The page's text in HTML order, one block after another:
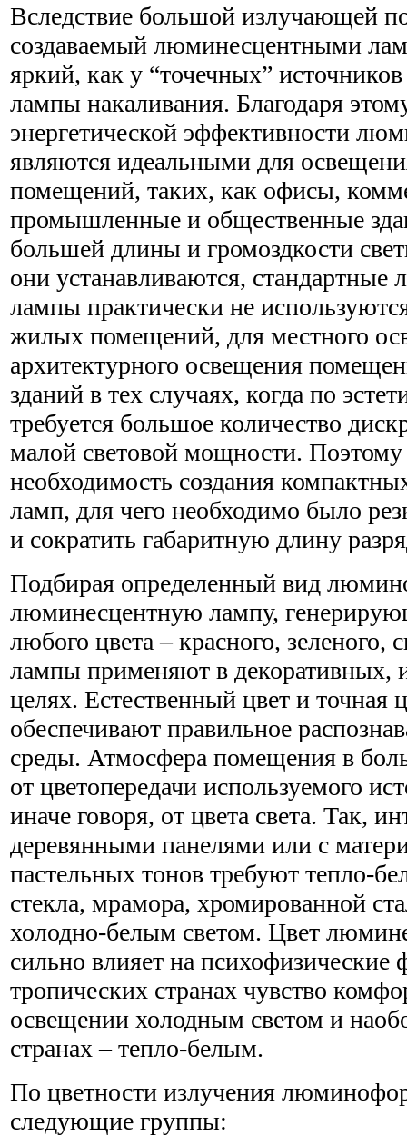
Вследствие большой излучающей
создаваемый люминесцентными
яркий, как у “точечных” источников
лампы накаливания. Благодаря
энергетической эффективности
являются идеальными для
помещений, таких, как офисы,
промышленные и общественные
большей длины и громоздкости
они устанавливаются,
лампы практически не
жилых помещений, для местного
архитектурного освещения
зданий в тех случаях, когда по
требуется большое количество
малой световой мощности. Поэтому
необходимость создания
ламп, для чего необходимо было
и сократить габаритную длину
Подбирая определенный вид
люминесцентную лампу,
любого цвета – красного, зеленого,
лампы применяют в
целях. Естественный цвет и точная
обеспечивают правильное
среды. Атмосфера помещения в
от цветопередачи используемого
иначе говоря, от цвета света. Так,
деревянными панелями или с
пастельных тонов требуют тепло-
стекла, мрамора, хромированной
холодно-белым светом. Цвет
сильно влияет на психофизические
тропических странах чувство
освещении холодным светом и
странах – тепло-белым.
По цветности излучения
следующие группы: